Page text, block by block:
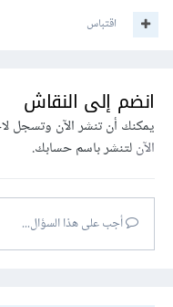
اقتباس
انضم إلى النقاش
يمكنك أن تنشر الآن وتسجل
الآنلتنشر باسم حسابك.
أجب على هذا السؤال...